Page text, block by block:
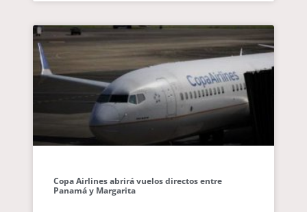
Copa Airlines abrirá vuelos directos entre
Panamá y Margarita